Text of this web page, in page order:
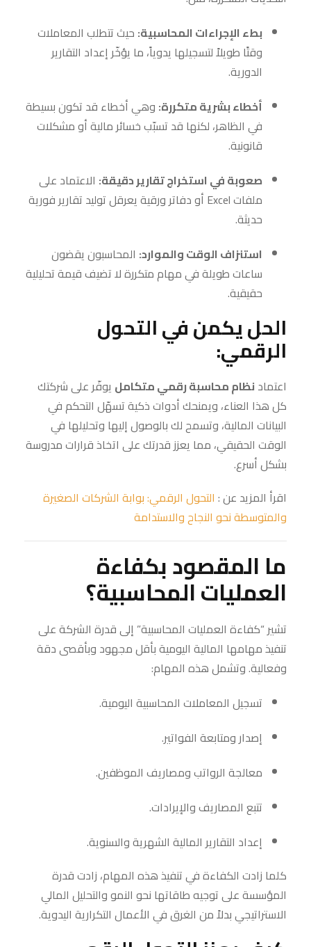
بطء الإجراءات المحاسبية: حيث تتطلب المعاملات
وقتًا طويلاً لتسجيلها يدوياً، ما يؤخّر إعداد التقارير
الدورية.
أخطاء بشرية متكررة: وهي أخطاء قد تكون بسيطة
في الظاهر، لكنها قد تسبّب خسائر مالية أو مشكلات
قانونية.
صعوبة في استخراج تقارير دقيقة: الاعتماد على
ملفات Excel أو دفاتر ورقية يعرقل توليد تقارير فورية
حديثة.
استنزاف الوقت والموارد: المحاسبون يقضون
ساعات طويلة في مهام متكررة لا تضيف قيمة تحليلية
حقيقية.
الحل يكمن في التحول
الرقمي:
اعتماد نظام محاسبة رقمي متكامل يوفّر على شركتك
كل هذا العناء، ويمنحك أدوات ذكية تسهّل التحكم في
البيانات المالية، وتسمح لك بالوصول إليها وتحليلها في
الوقت الحقيقي، مما يعزز قدرتك على اتخاذ قرارات مدروسة
بشكل أسرع.
اقرأ المزيد عن : التحول الرقمي: بوابة الشركات الصغيرة
والمتوسطة نحو النجاح والاستدامة
ما المقصود بكفاءة
العمليات المحاسبية؟
تشير “كفاءة العمليات المحاسبية” إلى قدرة الشركة على
تنفيذ مهامها المالية اليومية بأقل مجهود وبأقصى دقة
وفعالية. وتشمل هذه المهام:
تسجيل المعاملات المحاسبية اليومية.
إصدار ومتابعة الفواتير.
معالجة الرواتب ومصاريف الموظفين.
تتبع المصاريف والإيرادات.
إعداد التقارير المالية الشهرية والسنوية.
كلما زادت الكفاءة في تنفيذ هذه المهام، زادت قدرة
المؤسسة على توجيه طاقاتها نحو النمو والتحليل المالي
الاستراتيجي بدلاً من الغرق في الأعمال التكرارية اليدوية.